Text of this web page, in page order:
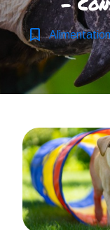
bookmark_border